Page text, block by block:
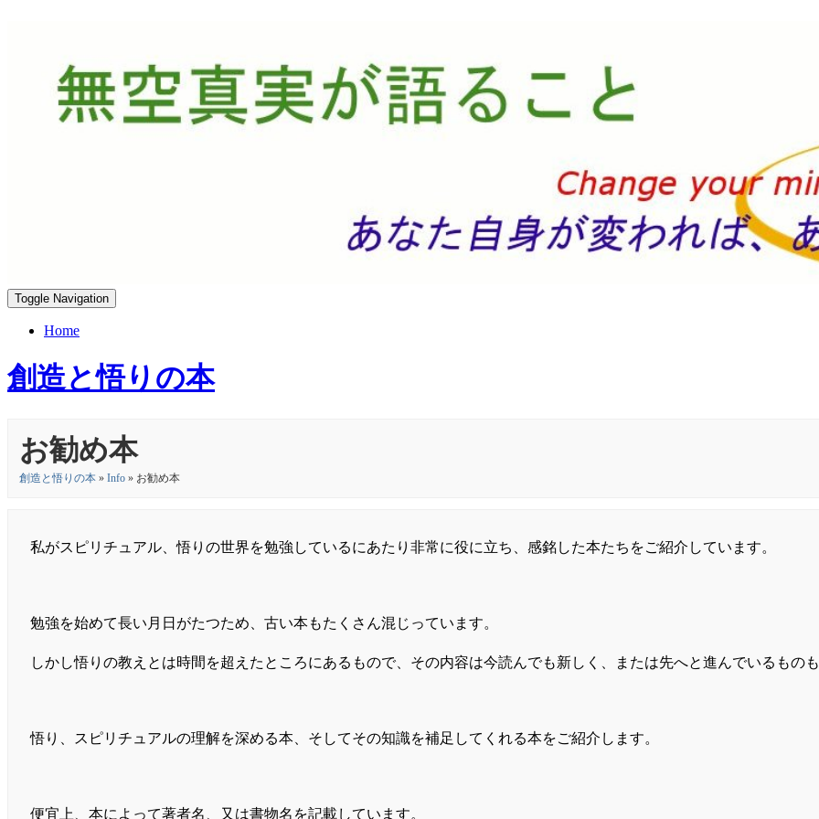
Toggle Navigation
Home
創造と悟りの本
お勧め本
創造と悟りの本 » Info » お勧め本
私がスピリチュアル、悟りの世界を勉強しているにあたり非常に役に立ち、感銘した本たちをご紹介しています。
勉強を始めて長い月日がたつため、古い本もたくさん混じっています。
しかし悟りの教えとは時間を超えたところにあるもので、その内容は今読んでも新しく、または先へと進んでいるものも
悟り、スピリチュアルの理解を深める本、そしてその知識を補足してくれる本をご紹介します。
便宜上、本によって著者名、又は書物名を記載しています。